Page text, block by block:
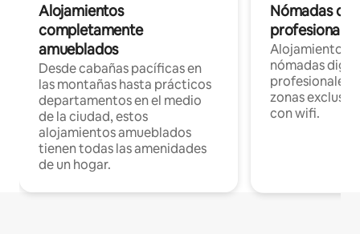
Alojamientos
completamente
amueblados
Desde cabañas pacíficas en
las montañas hasta prácticos
departamentos en el medio
de la ciudad, estos
alojamientos amueblados
tienen todas las amenidades
de un hogar.
Nómadas
Alojamientos
nómadas
profesionales
zonas
con wifi.